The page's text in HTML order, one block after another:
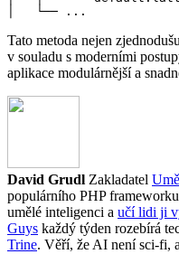
│   └── ...
Tato metoda nejen
v souladu s moderními
aplikace modulárnější a
David Grudl Zakladatel
populárního PHP
umělé inteligenci a učí lidi ji
Guys každý týden rozebírá
Trine. Věří, že AI není sci-fi,